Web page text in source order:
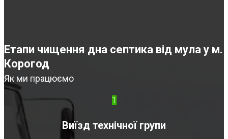
Етапи чищення дна септика від мула у м.
Корогод
Як ми працюємо
1
Виїзд технічної групи